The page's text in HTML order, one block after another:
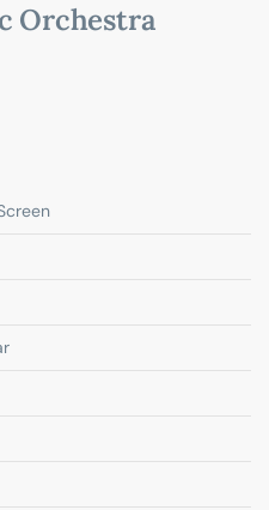
Orchestra